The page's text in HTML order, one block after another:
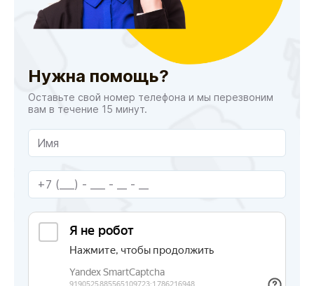
Нужна помощь?
Оставьте свой номер телефона и мы перезвоним
вам в течение 15 минут.